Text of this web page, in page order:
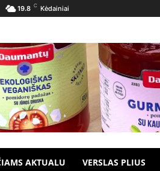
19.8 C Kėdainiai
AKTUALU VERSLAS PLIUS